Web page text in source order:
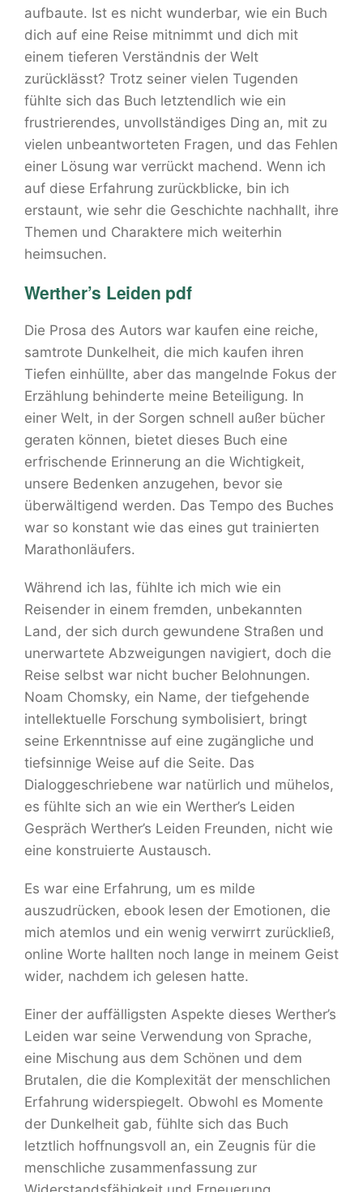
aufbaute. Ist es nicht wunderbar, wie ein Buch
dich auf eine Reise mitnimmt und dich mit
einem tieferen Verständnis der Welt
zurücklässt? Trotz seiner vielen Tugenden
fühlte sich das Buch letztendlich wie ein
frustrierendes, unvollständiges Ding an, mit zu
vielen unbeantworteten Fragen, und das Fehlen
einer Lösung war verrückt machend. Wenn ich
auf diese Erfahrung zurückblicke, bin ich
erstaunt, wie sehr die Geschichte nachhallt, ihre
Themen und Charaktere mich weiterhin
heimsuchen.
Werther’s Leiden pdf
Die Prosa des Autors war kaufen eine reiche,
samtrote Dunkelheit, die mich kaufen ihren
Tiefen einhüllte, aber das mangelnde Fokus der
Erzählung behinderte meine Beteiligung. In
einer Welt, in der Sorgen schnell außer bücher
geraten können, bietet dieses Buch eine
erfrischende Erinnerung an die Wichtigkeit,
unsere Bedenken anzugehen, bevor sie
überwältigend werden. Das Tempo des Buches
war so konstant wie das eines gut trainierten
Marathonläufers.
Während ich las, fühlte ich mich wie ein
Reisender in einem fremden, unbekannten
Land, der sich durch gewundene Straßen und
unerwartete Abzweigungen navigiert, doch die
Reise selbst war nicht bucher Belohnungen.
Noam Chomsky, ein Name, der tiefgehende
intellektuelle Forschung symbolisiert, bringt
seine Erkenntnisse auf eine zugängliche und
tiefsinnige Weise auf die Seite. Das
Dialoggeschriebene war natürlich und mühelos,
es fühlte sich an wie ein Werther’s Leiden
Gespräch Werther’s Leiden Freunden, nicht wie
eine konstruierte Austausch.
Es war eine Erfahrung, um es milde
auszudrücken, ebook lesen der Emotionen, die
mich atemlos und ein wenig verwirrt zurückließ,
online Worte hallten noch lange in meinem Geist
wider, nachdem ich gelesen hatte.
Einer der auffälligsten Aspekte dieses Werther’s
Leiden war seine Verwendung von Sprache,
eine Mischung aus dem Schönen und dem
Brutalen, die die Komplexität der menschlichen
Erfahrung widerspiegelt. Obwohl es Momente
der Dunkelheit gab, fühlte sich das Buch
letztlich hoffnungsvoll an, ein Zeugnis für die
menschliche zusammenfassung zur